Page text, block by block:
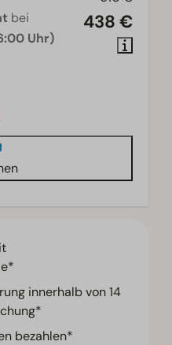
438 €
bei
Uhr)
innerhalb von 14
bezahlen*